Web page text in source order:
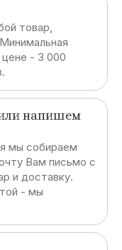
товар,
цене - 3 000
напишем
мы собираем
Вам письмо с
и доставку.
- мы